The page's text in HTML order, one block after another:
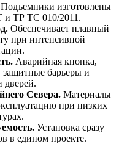
Подъемники изготовлены
и ТР ТС 010/2011.
Обеспечивает плавный
при интенсивной
Аварийная кнопка,
барьеры и
дверей.
Севера. Материалы
при низких
Установка сразу
в едином проекте.